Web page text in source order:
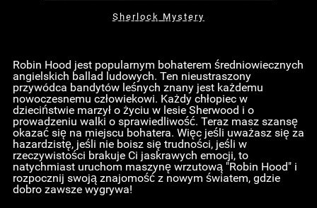
Sherlock Mystery
Robin Hood jest popularnym bohaterem średniowiecznych
angielskich ballad ludowych. Ten nieustraszony
przywódca bandytów leśnych znany jest każdemu
nowoczesnemu człowiekowi. Każdy chłopiec w
dzieciństwie marzył o życiu w lesie Sherwood i o
prowadzeniu walki o sprawiedliwość. Teraz masz szansę
okazać się na miejscu bohatera. Więc jeśli uważasz się za
hazardzistę, jeśli nie boisz się trudności, jeśli w
rzeczywistości brakuje Ci jaskrawych emocji, to
natychmiast uruchom maszynę wrzutową "Robin Hood" i
rozpocznij swoją znajomość z nowym światem, gdzie
dobro zawsze wygrywa!